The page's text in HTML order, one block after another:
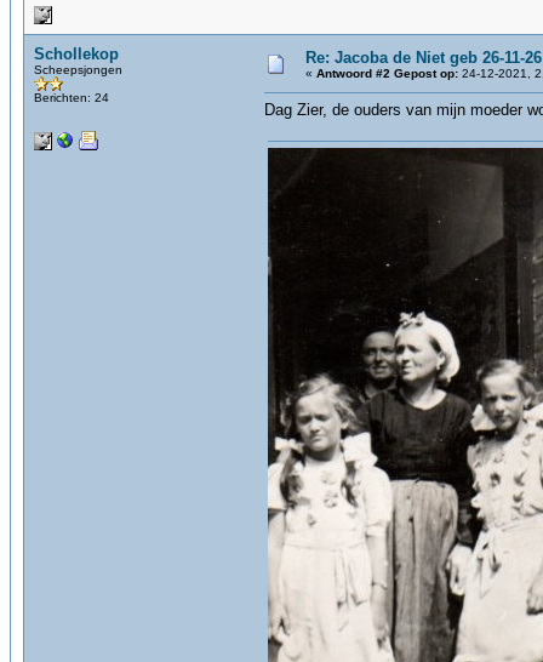
Schollekop
Scheepsjongen
Berichten: 24
Re: Jacoba de Niet geb 26-11-
« Antwoord #2 Gepost op: 24-12-2021,
Dag Zier, de ouders van mijn moeder